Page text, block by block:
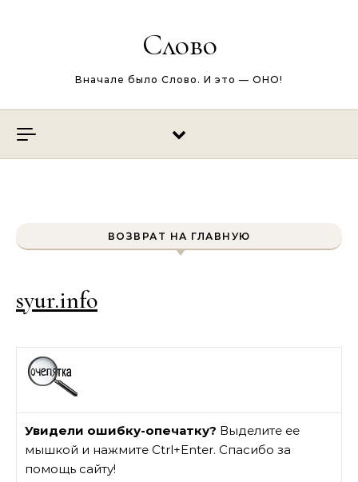
Слово
Вначале было Слово. И это — ОНО!
ВОЗВРАТ НА ГЛАВНУЮ
syur.info
Увидели ошибку-опечатку? Выделите ее
мышкой и нажмите Ctrl+Enter. Спасибо за
помощь сайту!